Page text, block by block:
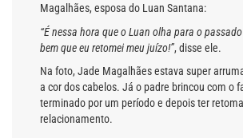
Magalhães, esposa do Luan Santana:
“É nessa hora que o Luan olha para o
bem que eu retomei meu juízo!”, disse ele.
Na foto, Jade Magalhães estava super
a cor dos cabelos. Já o padre brincou com o
terminado por um período e depois ter
relacionamento.